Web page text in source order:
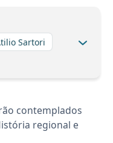
Sartori
contemplados
regional e